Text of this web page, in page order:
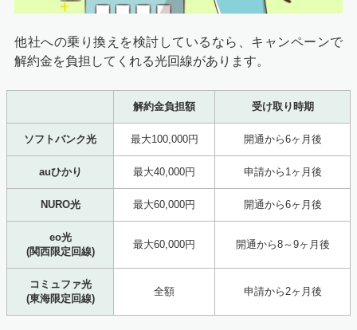
他社への乗り換えを検討しているなら、キャンペーンで
解約金を負担してくれる光回線があります。
解約金負担額 受け取り時期
ソフトバンク光 最大100,000円 開通から6ヶ月後
auひかり 最大40,000円 申請から1ヶ月後
NURO光 最大60,000円 開通から6ヶ月後
eo光
(関西限定回線)
最大60,000円 開通から8～9ヶ月後
コミュファ光
(東海限定回線)
全額 申請から2ヶ月後